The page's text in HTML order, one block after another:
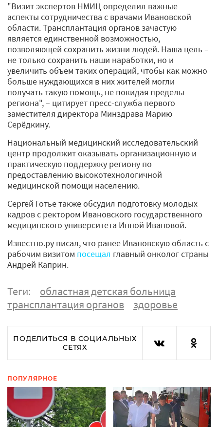
"Визит экспертов НМИЦ определил важные
аспекты сотрудничества с врачами Ивановской
области. Трансплантация органов зачастую
является единственной возможностью,
позволяющей сохранить жизни людей. Наша цель –
не только сохранить наши наработки, но и
увеличить объем таких операций, чтобы как можно
больше нуждающихся в них жителей могли
получать такую помощь, не покидая пределы
региона", – цитирует пресс-служба первого
заместителя директора Минздрава Марию
Серёдкину.
Национальный медицинский исследовательский
центр продолжит оказывать организационную и
практическую поддержку региону по
предоставлению высокотехнологичной
медицинской помощи населению.
Сергей Готье также обсудил подготовку молодых
кадров с ректором Ивановского государственного
медицинского университета Инной Ивановой.
Известно.ру писал, что ранее Ивановскую область с
рабочим визитом посещал главный онколог страны
Андрей Каприн.
Теги:
областная детская больница
трансплантация органов
здоровье
ПОДЕЛИТЬСЯ В СОЦИАЛЬНЫХ
СЕТЯХ
ПОПУЛЯРНОЕ